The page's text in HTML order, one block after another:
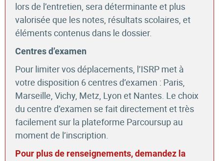
lors de l’entretien, sera déterminante et plus
valorisée que les notes, résultats scolaires, et
éléments contenus dans le dossier.
Centres d’examen
Pour limiter vos déplacements, l’ISRP met à
votre disposition 6 centres d’examen : Paris,
Marseille, Vichy, Metz, Lyon et Nantes. Le choix
du centre d’examen se fait directement et très
facilement sur la plateforme Parcoursup au
moment de l’inscription.
Pour plus de renseignements, demandez la